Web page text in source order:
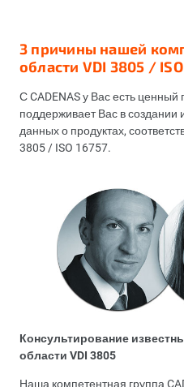
3 причины нашей
области VDI 3805 /
С CADENAS у Вас есть ценный
поддерживает Вас в
данных о продуктах,
3805 / ISO 16757.
Консультирование
области VDI 3805
Наша компетентная группа